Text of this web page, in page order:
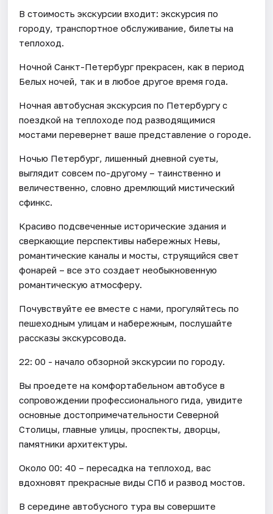
В стоимость экскурсии входит: экскурсия по
городу, транспортное обслуживание, билеты на
теплоход.
Ночной Санкт-Петербург прекрасен, как в период
Белых ночей, так и в любое другое время года.
Ночная автобусная экскурсия по Петербургу с
поездкой на теплоходе под разводящимися
мостами перевернет ваше представление о городе.
Ночью Петербург, лишенный дневной суеты,
выглядит совсем по-другому – таинственно и
величественно, словно дремлющий мистический
сфинкс.
Красиво подсвеченные исторические здания и
сверкающие перспективы набережных Невы,
романтические каналы и мосты, струящийся свет
фонарей – все это создает необыкновенную
романтическую атмосферу.
Почувствуйте ее вместе с нами, прогуляйтесь по
пешеходным улицам и набережным, послушайте
рассказы экскурсовода.
22: 00 - начало обзорной экскурсии по городу.
Вы проедете на комфортабельном автобусе в
сопровождении профессионального гида, увидите
основные достопримечательности Северной
Столицы, главные улицы, проспекты, дворцы,
памятники архитектуры.
Около 00: 40 – пересадка на теплоход, вас
вдохновят прекрасные виды СПб и развод мостов.
В середине автобусного тура вы совершите